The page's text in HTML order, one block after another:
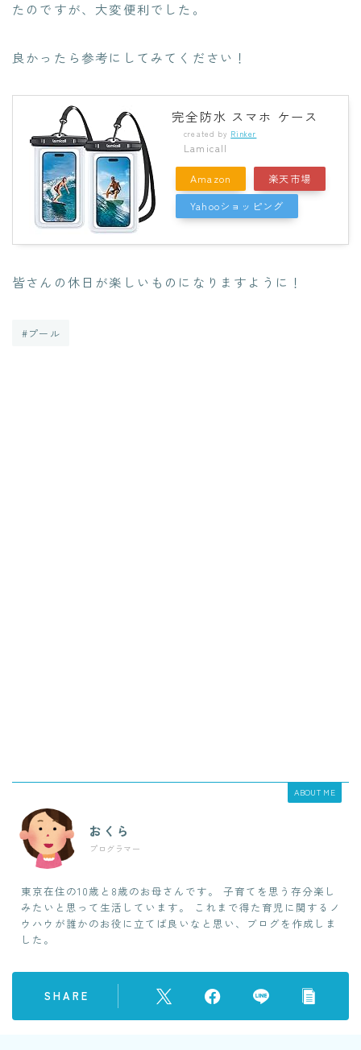
たのですが、大変便利でした。
良かったら参考にしてみてください！
完全防水 スマホ ケース
created by Rinker
Lamicall
Amazon
楽天市場
Yahooショッピング
皆さんの休日が楽しいものになりますように！
#プール
ABOUT ME
おくら
プログラマー
東京在住の10歳と8歳のお母さんです。 子育てを思う存分楽し
みたいと思って生活しています。 これまで得た育児に関するノ
ウハウが誰かのお役に立てば良いなと思い、ブログを作成しま
した。
SHARE